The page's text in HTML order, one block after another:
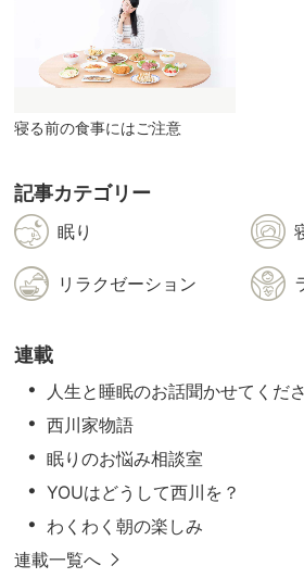
寝る前の食事にはご注意
記事カテゴリー
眠り
リラクゼーション
連載
人生と睡眠のお話聞かせてくだ
西川家物語
眠りのお悩み相談室
YOUはどうして西川を？
わくわく朝の楽しみ
連載一覧へ